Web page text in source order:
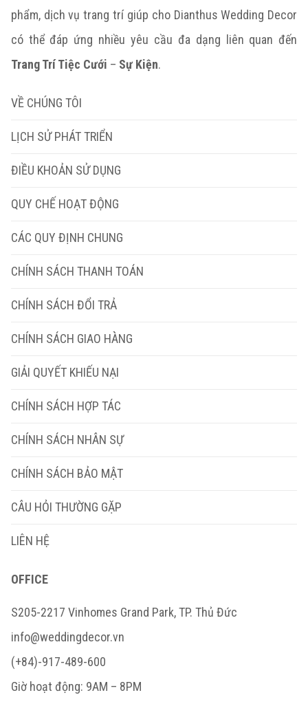
phẩm, dịch vụ trang trí giúp cho Dianthus Wedding Decor
có thể đáp ứng nhiều yêu cầu đa dạng liên quan đến
Trang Trí Tiệc Cưới – Sự Kiện.
VỀ CHÚNG TÔI
LỊCH SỬ PHÁT TRIỂN
ĐIỀU KHOẢN SỬ DỤNG
QUY CHẾ HOẠT ĐỘNG
CÁC QUY ĐỊNH CHUNG
CHÍNH SÁCH THANH TOÁN
CHÍNH SÁCH ĐỔI TRẢ
CHÍNH SÁCH GIAO HÀNG
GIẢI QUYẾT KHIẾU NẠI
CHÍNH SÁCH HỢP TÁC
CHÍNH SÁCH NHÂN SỰ
CHÍNH SÁCH BẢO MẬT
CÂU HỎI THƯỜNG GẶP
LIÊN HỆ
OFFICE
S205-2217 Vinhomes Grand Park, TP. Thủ Đức
info@weddingdecor.vn
(+84)-917-489-600
Giờ hoạt động: 9AM – 8PM